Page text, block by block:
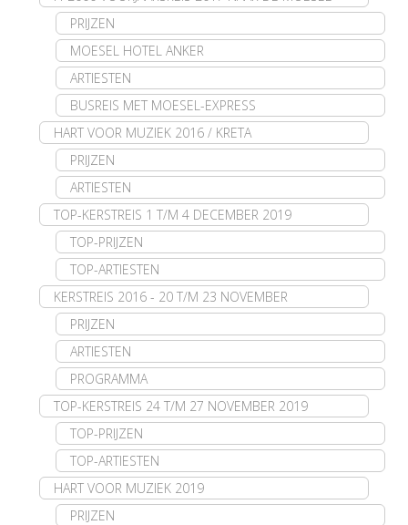
PRIJZEN
MOESEL HOTEL ANKER
ARTIESTEN
BUSREIS MET MOESEL-EXPRESS
HART VOOR MUZIEK 2016 / KRETA
PRIJZEN
ARTIESTEN
TOP-KERSTREIS 1 T/M 4 DECEMBER 2019
TOP-PRIJZEN
TOP-ARTIESTEN
KERSTREIS 2016 - 20 T/M 23 NOVEMBER
PRIJZEN
ARTIESTEN
PROGRAMMA
TOP-KERSTREIS 24 T/M 27 NOVEMBER 2019
TOP-PRIJZEN
TOP-ARTIESTEN
HART VOOR MUZIEK 2019
PRIJZEN